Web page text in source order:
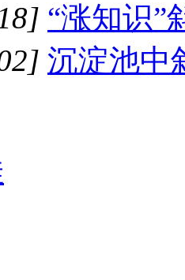
“涨知识”
沉淀池中